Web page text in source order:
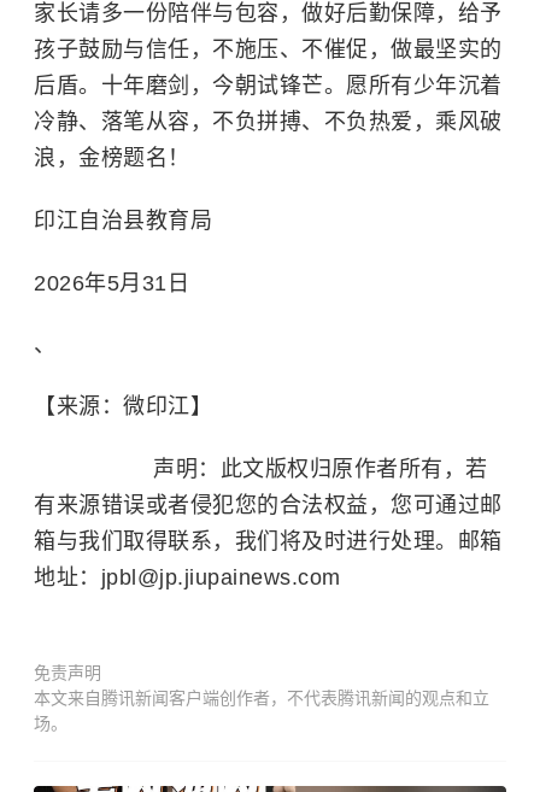
家长请多一份陪伴与包容，做好后勤保障，给予
孩子鼓励与信任，不施压、不催促，做最坚实的
后盾。十年磨剑，今朝试锋芒。愿所有少年沉着
冷静、落笔从容，不负拼搏、不负热爱，乘风破
浪，金榜题名！
印江自治县教育局
2026年5月31日
、
【来源：微印江】
声明：此文版权归原作者所有，若
有来源错误或者侵犯您的合法权益，您可通过邮
箱与我们取得联系，我们将及时进行处理。邮箱
地址：jpbl@jp.jiupainews.com
免责声明
本文来自腾讯新闻客户端创作者，不代表腾讯新闻的观点和立
场。